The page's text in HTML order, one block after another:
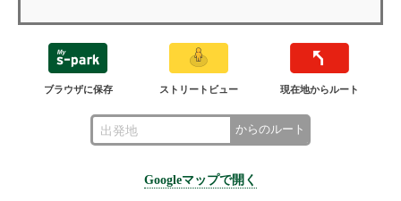
ブラウザに保存 ストリートビュー 現在地からルート
からのルート
Googleマップで開く